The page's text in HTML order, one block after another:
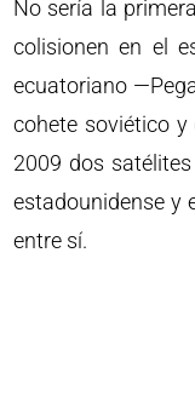
No sería la
colisionen en el
ecuatoriano
cohete soviético y
2009 dos
estadounidense y
entre sí.